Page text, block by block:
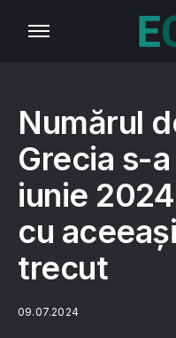
Numărul
Grecia s-
iunie
cu
trecut
09.07.2024